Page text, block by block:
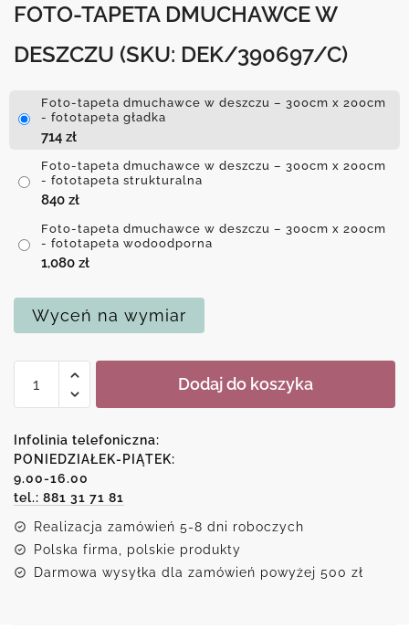
FOTO-TAPETA DMUCHAWCE W
DESZCZU (SKU: DEK/390697/C)
Foto-tapeta dmuchawce w deszczu – 300cm x 200cm
- fototapeta gładka
714 zł
Foto-tapeta dmuchawce w deszczu – 300cm x 200cm
- fototapeta strukturalna
840 zł
Foto-tapeta dmuchawce w deszczu – 300cm x 200cm
- fototapeta wodoodporna
1,080 zł
Wyceń na wymiar
Foto-
dmuchawce
w
deszczu
Dodaj do koszyka
Infolinia telefoniczna:
PONIEDZIAŁEK-PIĄTEK:
9.00-16.00
tel.: 881 31 71 81
Realizacja zamówień 5-8 dni roboczych
Polska firma, polskie produkty
Darmowa wysyłka dla zamówień powyżej 500 zł